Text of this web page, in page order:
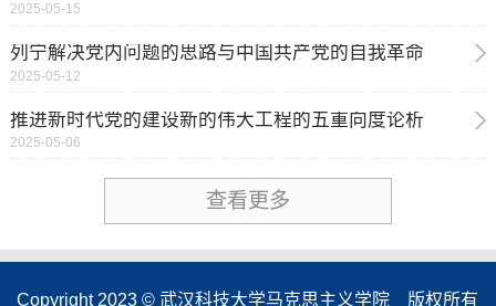
2025-05-15
列宁解决党内问题的思路与中国共产党的自我革命
2025-05-12
推进新时代党的建设新的伟大工程的五重向度论析
2025-05-06
查看更多
Copyright 2023 © 武汉科技大学马克思主义学院 版权所有